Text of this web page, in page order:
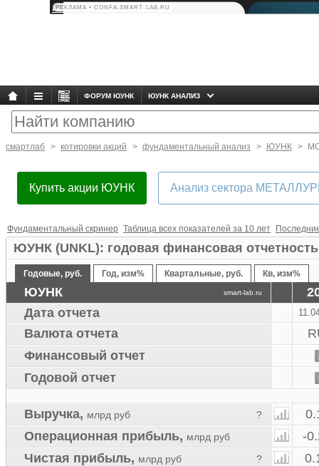
РЕКЛАМА • CONFA.SMART-LAB.RU
ФОРУМ ЮУНК ЮУНК АНАЛИЗ
смартлаб котировки акций фундаментальный анализ ЮУНК
Купить акции ЮУНК
Финаме
БКС Мир Инвестиций
Aнализ сектора
Фундаментальный скринер Таблица всех показателей за 10 лет
ЮУНК (UNKL): годовая финансовая
Годовые, руб. Год, изм% Квартальные, руб. Кв, изм%
ЮУНК smart-lab.ru
Дата отчета
Валюта отчета
Финансовый отчет
Годовой отчет
Выручка, млрд руб ?
Операционная прибыль, млрд руб
-
Чистая прибыль, млрд руб ?